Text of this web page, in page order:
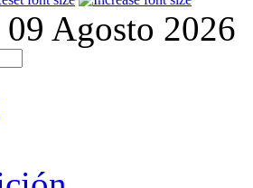
Agosto 2026